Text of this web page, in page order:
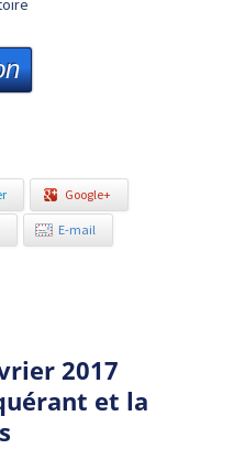
Google+
E-mail
2017
et la